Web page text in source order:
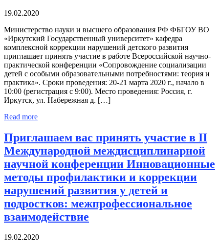
19.02.2020
Министерство науки и высшего образования РФ ФБГОУ ВО
«Иркутский Государственный университет» кафедра
комплексной коррекции нарушений детского развития
приглашает принять участие в работе Всероссийской научно-
практической конференции «Сопровождение социализации
детей с особыми образовательными потребностями: теория и
практика». Сроки проведения: 20-21 марта 2020 г., начало в
10:00 (регистрация с 9:00). Место проведения: Россия, г.
Иркутск, ул. Набережная д. […]
Read more
Приглашаем вас принять участие в II
Международной междисциплинарной
научной конференции Инновационные
методы профилактики и коррекции
нарушений развития у детей и
подростков: межпрофессиональное
взаимодействие
19.02.2020